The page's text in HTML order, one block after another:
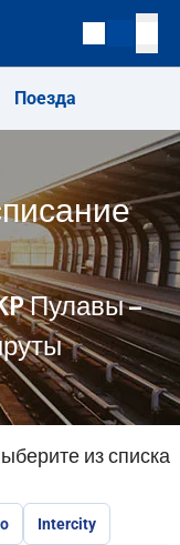
Поезда
Пулавы –
из списка
Intercity